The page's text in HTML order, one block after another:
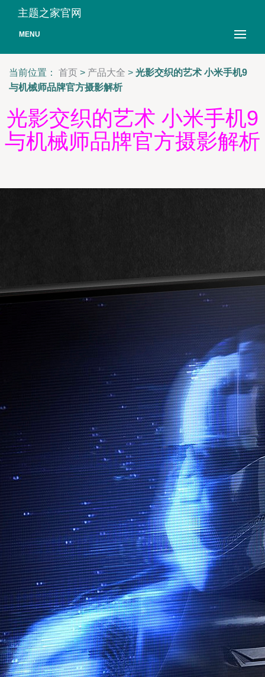
主题之家官网
MENU
当前位置： 首页 > 产品大全 > 光影交织的艺术 小米手机9
与机械师品牌官方摄影解析
光影交织的艺术 小米手机9
与机械师品牌官方摄影解析